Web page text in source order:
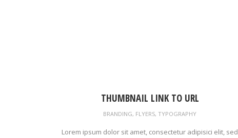
THUMBNAIL LINK TO URL
BRANDING, FLYERS, TYPOGRAPHY
Lorem ipsum dolor sit amet, consectetur adipisici elit, sed